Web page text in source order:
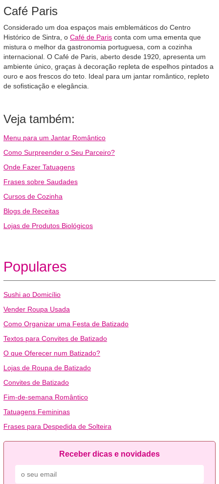
Café Paris
Considerado um doa espaços mais emblemáticos do Centro
Histórico de Sintra, o Café de Paris conta com uma ementa que
mistura o melhor da gastronomia portuguesa, com a cozinha
internacional. O Café de Paris, aberto desde 1920, apresenta um
ambiente único, graças à decoração repleta de espelhos pintados a
ouro e aos frescos do teto. Ideal para um jantar romântico, repleto
de sofisticação e elegância.
Veja também:
Menu para um Jantar Romântico
Como Surpreender o Seu Parceiro?
Onde Fazer Tatuagens
Frases sobre Saudades
Cursos de Cozinha
Blogs de Receitas
Lojas de Produtos Biológicos
Populares
Sushi ao Domicílio
Vender Roupa Usada
Como Organizar uma Festa de Batizado
Textos para Convites de Batizado
O que Oferecer num Batizado?
Lojas de Roupa de Batizado
Convites de Batizado
Fim-de-semana Romântico
Tatuagens Femininas
Frases para Despedida de Solteira
Receber dicas e novidades